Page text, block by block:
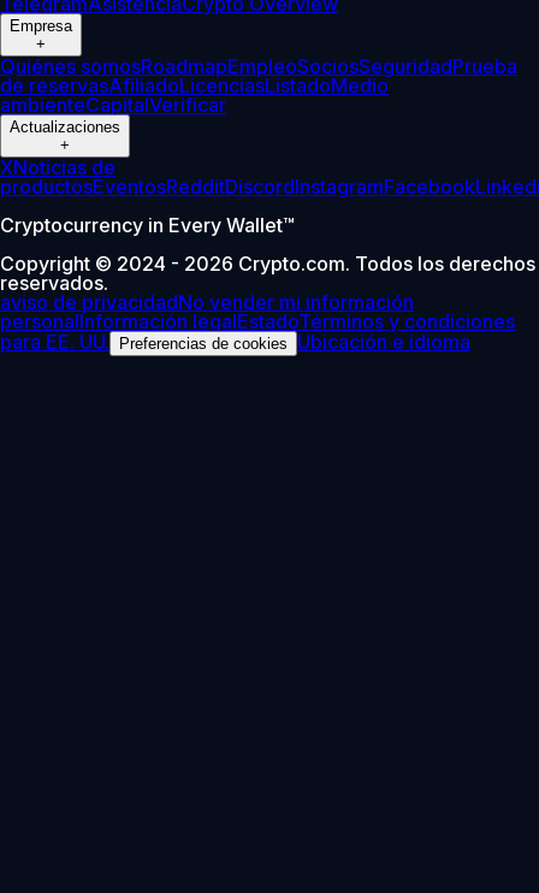
Empresa
+
Quiénes somosRoadmapEmpleoSociosSeguridadPrueba
de reservasAfiliadoLicenciasListadoMedio
ambienteCapitalVerificar
Actualizaciones
+
XNoticias de
productosEventosRedditDiscordInstagramFacebook
Cryptocurrency in Every Wallet™
Copyright © 2024 - 2026 Crypto.com. Todos los derechos
reservados.
aviso de privacidadNo vender mi información
personalInformación legalEstadoTérminos y condiciones
para EE. UU.
Preferencias de cookies Ubicación e idioma